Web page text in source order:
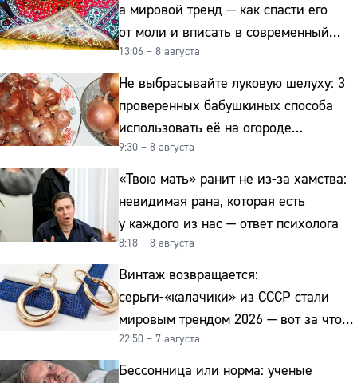
а мировой тренд — как спасти его
от моли и вписать в современный
интерьер
13:06 – 8 августа
Не выбрасывайте луковую шелуху: 3
проверенных бабушкиных способа
использовать её на огороде
и для здоровья этой зимой
9:30 – 8 августа
«Твою мать» ранит не из-за хамства:
невидимая рана, которая есть
у каждого из нас — ответ психолога
8:18 – 8 августа
Винтаж возвращается:
серьги-«калачики» из СССР стали
мировым трендом 2026 — вот за что
их ценят ювелиры
22:50 – 7 августа
Бессонница или норма: ученые